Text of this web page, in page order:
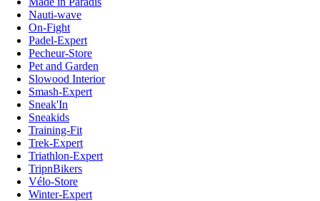
Nauti-wave
On-Fight
Padel-Expert
Pecheur-Store
Pet and Garden
Slowood Interior
Smash-Expert
Sneak'In
Sneakids
Training-Fit
Trek-Expert
Triathlon-Expert
TripnBikers
Vélo-Store
Winter-Expert